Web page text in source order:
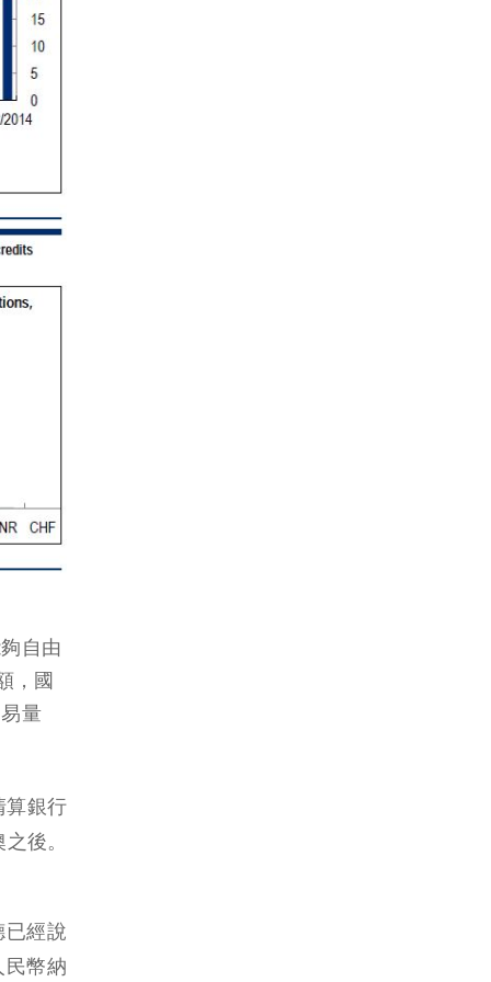
自由
，國
量
算銀行
後。
已經說
民幣納